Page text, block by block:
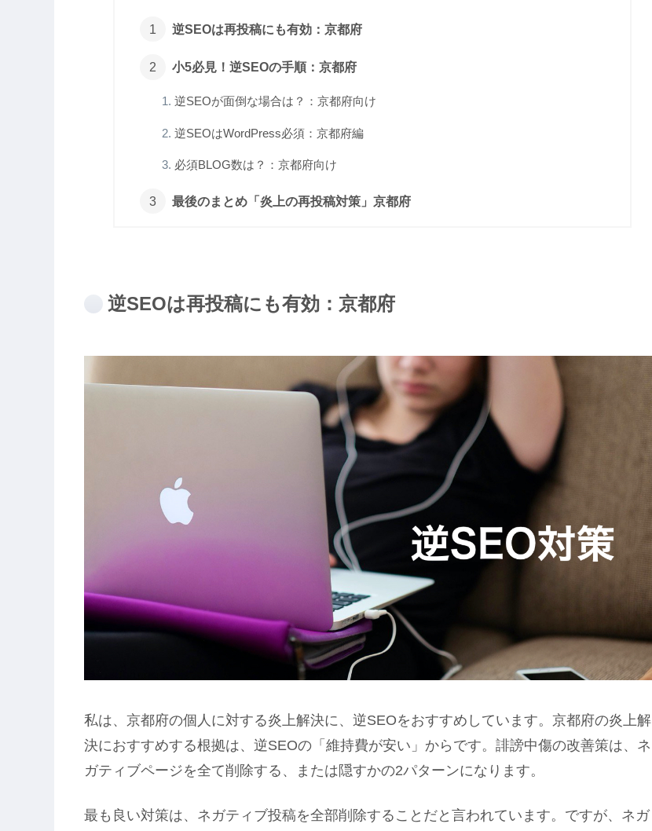
逆SEOは再投稿にも有効：京都府
小5必見！逆SEOの手順：京都府
逆SEOが面倒な場合は？：京都府向け
逆SEOはWordPress必須：京都府編
必須BLOG数は？：京都府向け
最後のまとめ「炎上の再投稿対策」京都府
逆SEOは再投稿にも有効：京都府
私は、京都府の個人に対する炎上解決に、逆SEOをおすすめしています。京都府の炎上解
決におすすめする根拠は、逆SEOの「維持費が安い」からです。誹謗中傷の改善策は、ネ
ガティブページを全て削除する、または隠すかの2パターンになります。
最も良い対策は、ネガティブ投稿を全部削除することだと言われています。ですが、ネガ